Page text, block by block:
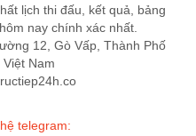
lịch thi đấu, kết quả, bảng
nay chính xác nhất.
12, Gò Vấp, Thành Phố
Nam
telegram: